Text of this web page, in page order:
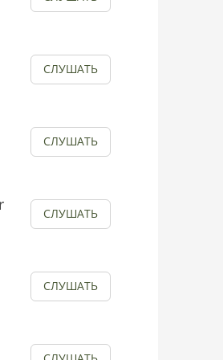
СЛУШАТЬ
СЛУШАТЬ
СЛУШАТЬ
СЛУШАТЬ